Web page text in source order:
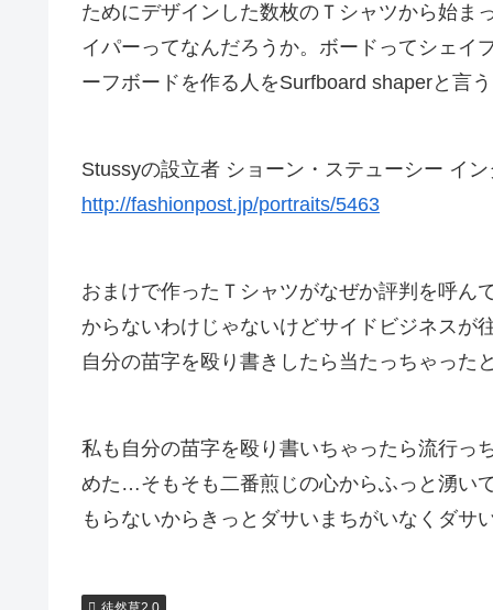
ためにデザインした数枚のＴシャツから始ま
イパーってなんだろうか。ボードってシェイ
ーフボードを作る人をSurfboard shaperと言
Stussyの設立者 ショーン・ステューシー イ
http://fashionpost.jp/portraits/5463
おまけで作ったＴシャツがなぜか評判を呼ん
からないわけじゃないけどサイドビジネスが
自分の苗字を殴り書きしたら当たっちゃった
私も自分の苗字を殴り書いちゃったら流行
めた…そもそも二番煎じの心からふっと湧い
もらないからきっとダサいまちがいなくダサ